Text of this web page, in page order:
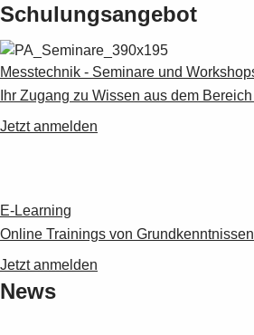
Schulungsangebot
Messtechnik - Seminare und
Ihr Zugang zu Wissen aus dem
Jetzt anmelden
E-Learning
Online Trainings von
Jetzt anmelden
News